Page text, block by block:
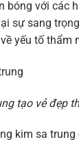
bóng với các
sự sang
yếu tố thẩm
tạo vẻ đẹp
kim sa